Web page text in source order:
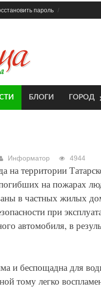
пароль
БЛОГИ ГОРОД
Информатор 4944
на территории
на пожарах
в частных жилых
при
автомобиля, в
и беспощадна для
тому легко